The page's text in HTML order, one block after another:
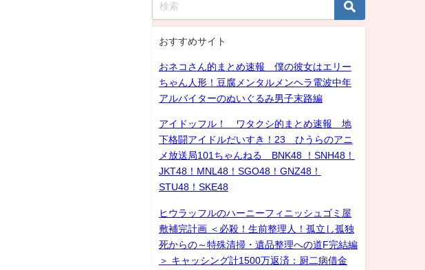
おすすめサイト
おネコさん的まとめ速報 僕の彼女はエリー
ちゃん人形！豆腐メンタルメンヘラ電波中年
アルバイターのぬいぐるみ男子末路編
アイドッフル！ ワタクシ的まとめ速報 地
下格闘アイドルだいすき！23 ひうらのアニ
メ放送局101ちゃんねる BNK48 ！SNH48！
JKT48！MNL48！SGO48！GNZ48！
STU48！SKE48
ヒウラッフルのハーニーフィニッシュゴミ屋
敷補完計画 ＜必殺！生前整理人！孤立し孤独
死からの～特殊清掃・遺品整理への道F完結編
＞ キャッシング計1500万返済：厨二病借金